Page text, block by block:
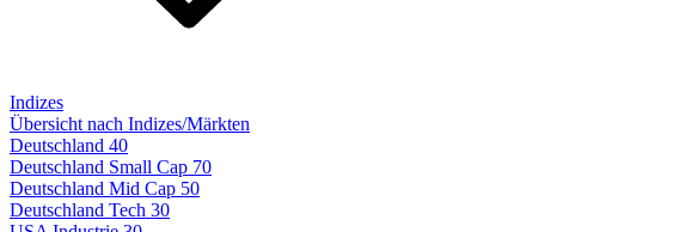
Indizes
Übersicht nach Indizes/Märkten
Deutschland 40
Deutschland Small Cap 70
Deutschland Mid Cap 50
Deutschland Tech 30